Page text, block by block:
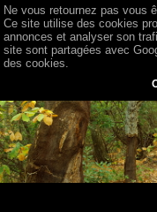
Ne vous retournez pas vous
Ce site utilise des cookies
annonces et analyser son
site sont partagées avec
des cookies.